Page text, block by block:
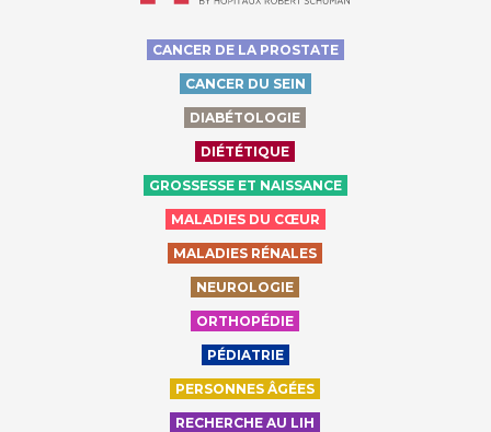
CANCER DE LA PROSTATE
CANCER DU SEIN
DIABÉTOLOGIE
DIÉTÉTIQUE
GROSSESSE ET NAISSANCE
MALADIES DU CŒUR
MALADIES RÉNALES
NEUROLOGIE
ORTHOPÉDIE
PÉDIATRIE
PERSONNES ÂGÉES
RECHERCHE AU LIH